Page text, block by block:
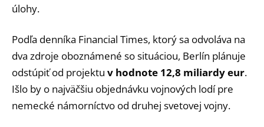
úlohy.
Podľa denníka Financial Times, ktorý sa odvoláva na
dva zdroje oboznámené so situáciou, Berlín plánuje
odstúpiť od projektu v hodnote 12,8 miliardy eur.
Išlo by o najväčšiu objednávku vojnových lodí pre
nemecké námorníctvo od druhej svetovej vojny.